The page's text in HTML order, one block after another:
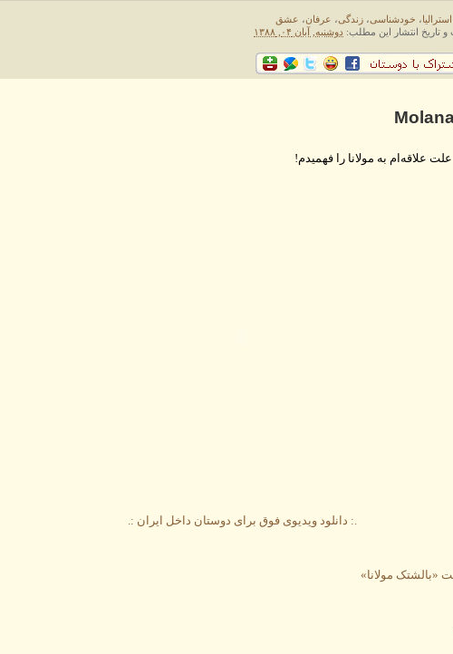
استرالیا، خودشناسی، زندگی، عرفان، عشق
و تاریخ انتشار این مطلب: دوشنبه, آبان ۰۴, ۱۳۸۸
علت علاقه‌ام به مولانا را فهمیدم!
.: دانلود ویدیوی فوق برای دوستان داخل ایران :.
«بالشتک مولانا»